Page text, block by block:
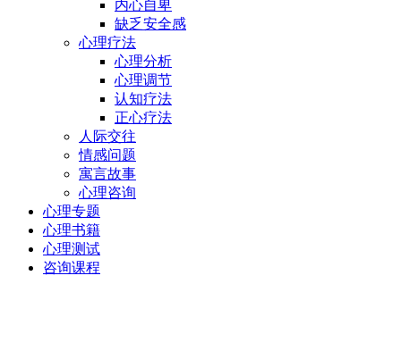
内心自卑
缺乏安全感
心理疗法
心理分析
心理调节
认知疗法
正心疗法
人际交往
情感问题
寓言故事
心理咨询
心理专题
心理书籍
心理测试
咨询课程